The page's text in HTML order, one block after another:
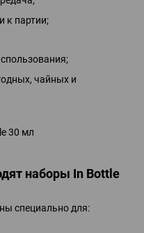
к партии;
чайных и
наборы In Bottle
специально для: